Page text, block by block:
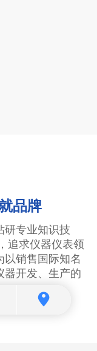
品牌
研专业知识技
追求仪器仪表领
以销售国际知名
器开发、生产的